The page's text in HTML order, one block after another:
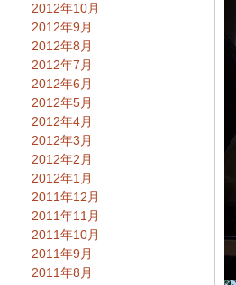
2012年10月
2012年9月
2012年8月
2012年7月
2012年6月
2012年5月
2012年4月
2012年3月
2012年2月
2012年1月
2011年12月
2011年11月
2011年10月
2011年9月
2011年8月